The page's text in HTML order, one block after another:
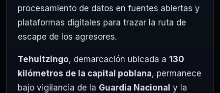
procesamiento de datos en fuentes abiertas y
plataformas digitales para trazar la ruta de
escape de los agresores.
Tehuitzingo, demarcación ubicada a 130
kilómetros de la capital poblana, permanece
bajo vigilancia de la Guardia Nacional y la